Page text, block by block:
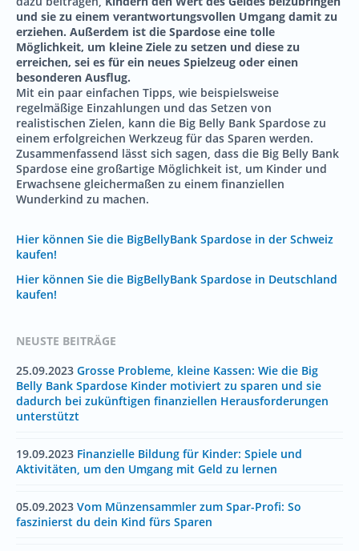
und sie zu einem verantwortungsvollen Umgang damit zu
erziehen. Außerdem ist die Spardose eine tolle
Möglichkeit, um kleine Ziele zu setzen und diese zu
erreichen, sei es für ein neues Spielzeug oder einen
besonderen Ausflug.
Mit ein paar einfachen Tipps, wie beispielsweise
regelmäßige Einzahlungen und das Setzen von
realistischen Zielen, kann die Big Belly Bank Spardose zu
einem erfolgreichen Werkzeug für das Sparen werden.
Zusammenfassend lässt sich sagen, dass die Big Belly Bank
Spardose eine großartige Möglichkeit ist, um Kinder und
Erwachsene gleichermaßen zu einem finanziellen
Wunderkind zu machen.
Hier können Sie die BigBellyBank Spardose in der Schweiz
kaufen!
Hier können Sie die BigBellyBank Spardose in Deutschland
kaufen!
NEUSTE BEITRÄGE
25.09.2023 Grosse Probleme, kleine Kassen: Wie die Big
Belly Bank Spardose Kinder motiviert zu sparen und sie
dadurch bei zukünftigen finanziellen Herausforderungen
unterstützt
19.09.2023 Finanzielle Bildung für Kinder: Spiele und
Aktivitäten, um den Umgang mit Geld zu lernen
05.09.2023 Vom Münzensammler zum Spar-Profi: So
faszinierst du dein Kind fürs Sparen